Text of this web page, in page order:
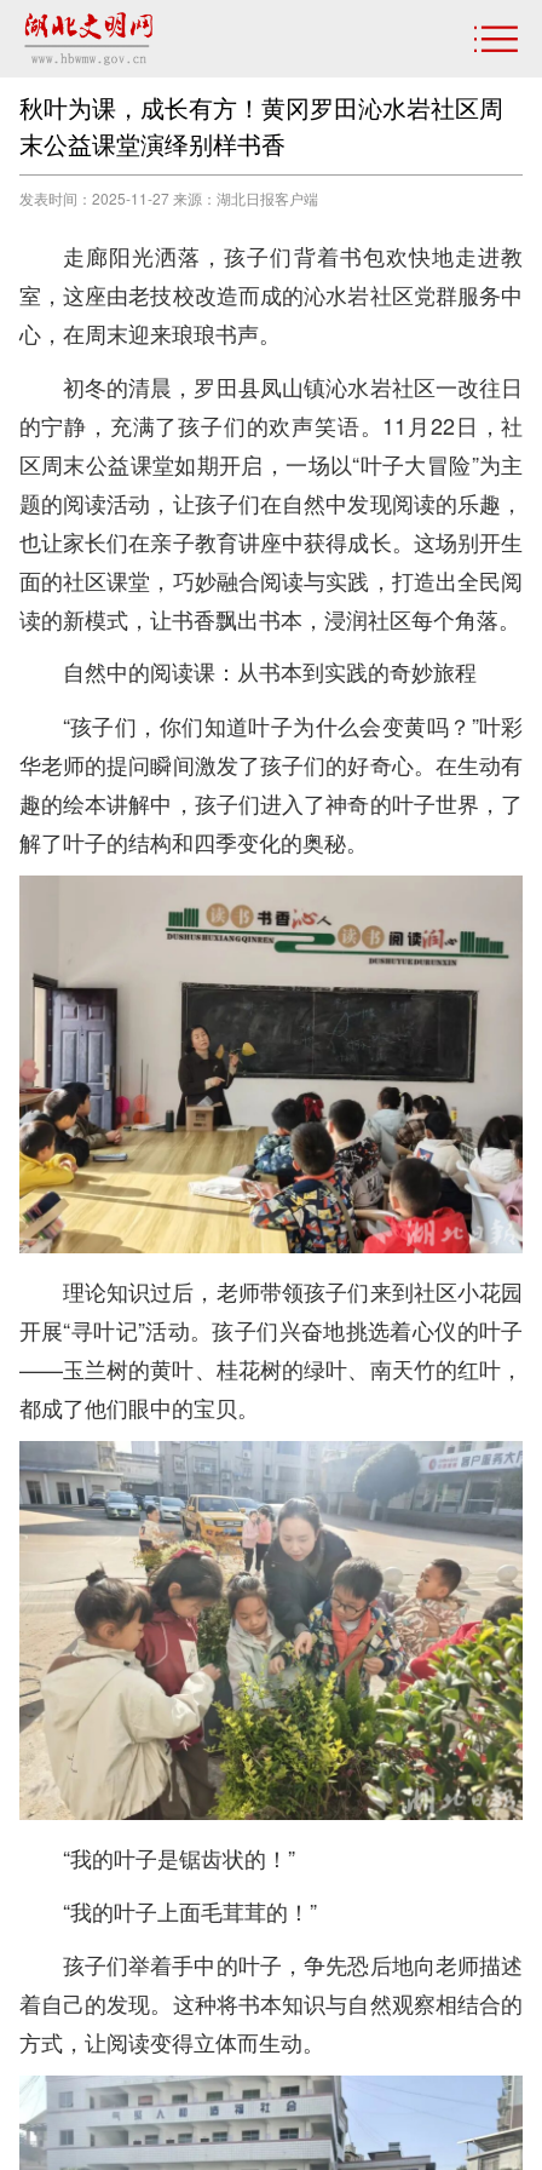
秋叶为课，成长有方！黄冈罗田沁水岩社区周
末公益课堂演绎别样书香
发表时间：2025-11-27 来源：湖北日报客户端
走廊阳光洒落，孩子们背着书包欢快地走进教
室，这座由老技校改造而成的沁水岩社区党群服务中
心，在周末迎来琅琅书声。
初冬的清晨，罗田县凤山镇沁水岩社区一改往日
的宁静，充满了孩子们的欢声笑语。11月22日，社
区周末公益课堂如期开启，一场以“叶子大冒险”为主
题的阅读活动，让孩子们在自然中发现阅读的乐趣，
也让家长们在亲子教育讲座中获得成长。这场别开生
面的社区课堂，巧妙融合阅读与实践，打造出全民阅
读的新模式，让书香飘出书本，浸润社区每个角落。
自然中的阅读课：从书本到实践的奇妙旅程
“孩子们，你们知道叶子为什么会变黄吗？”叶彩
华老师的提问瞬间激发了孩子们的好奇心。在生动有
趣的绘本讲解中，孩子们进入了神奇的叶子世界，了
解了叶子的结构和四季变化的奥秘。
理论知识过后，老师带领孩子们来到社区小花园
开展“寻叶记”活动。孩子们兴奋地挑选着心仪的叶子
——玉兰树的黄叶、桂花树的绿叶、南天竹的红叶，
都成了他们眼中的宝贝。
“我的叶子是锯齿状的！”
“我的叶子上面毛茸茸的！”
孩子们举着手中的叶子，争先恐后地向老师描述
着自己的发现。这种将书本知识与自然观察相结合的
方式，让阅读变得立体而生动。